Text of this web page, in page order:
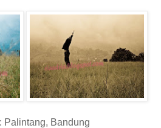
Palintang, Bandung